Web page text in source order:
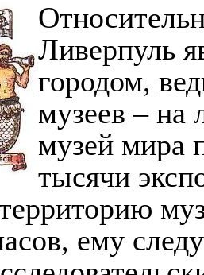
Ливерпуль
городом,
музеев – на
музей мира
тысячи
ему